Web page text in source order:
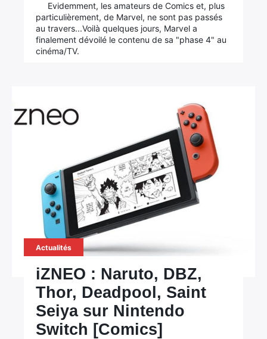
Evidemment, les amateurs de Comics et, plus
particulièrement, de Marvel, ne sont pas passés
au travers...Voilà quelques jours, Marvel a
finalement dévoilé le contenu de sa "phase 4" au
cinéma/TV.
Actualités
iZNEO : Naruto, DBZ,
Thor, Deadpool, Saint
Seiya sur Nintendo
Switch [Comics]